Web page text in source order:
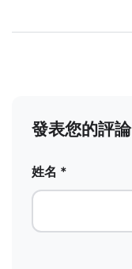
發表您的評論
姓名 *